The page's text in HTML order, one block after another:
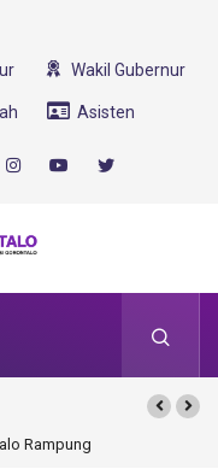
Wakil Gubernur
Asisten
Program SMA Unggul